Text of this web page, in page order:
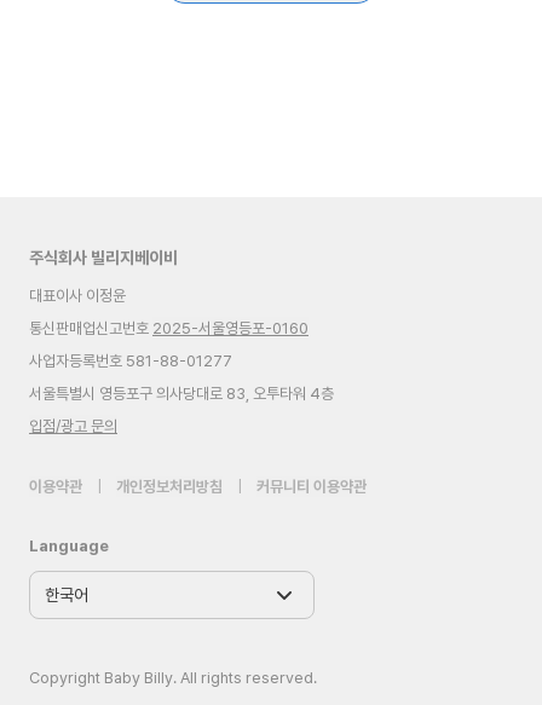
주식회사 빌리지베이비
대표이사 이정윤
통신판매업신고번호 2025-서울영등포-0160
사업자등록번호 581-88-01277
서울특별시 영등포구 의사당대로 83, 오투타워 4층
입점/광고 문의
이용약관 개인정보처리방침 커뮤니티 이용약관
Language
Copyright Baby Billy. All rights reserved.